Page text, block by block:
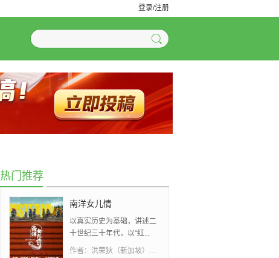
登录/注册
热门推荐
南洋女儿情
以真实历史为基础，讲述二
十世纪三十年代，以“红...
作者：
洪荣狄（新加坡）、 小吉祥天